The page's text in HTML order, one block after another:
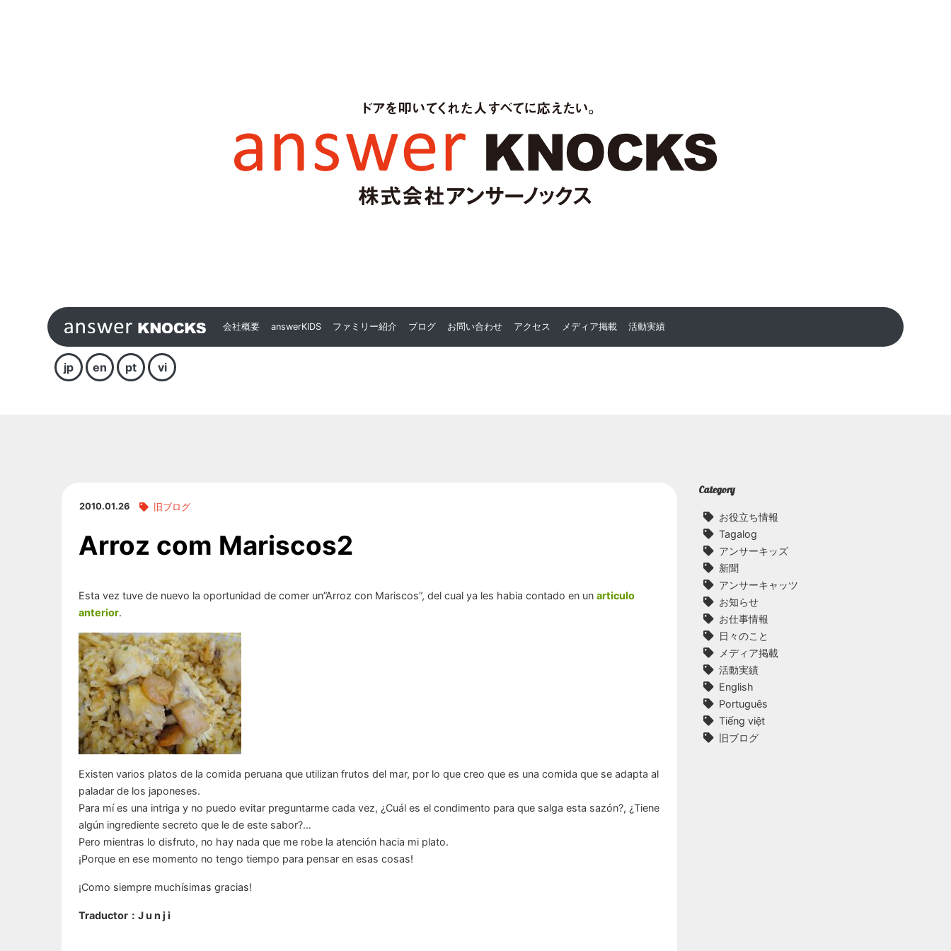
会社概要 answerKIDS ファミリー紹介 ブログ お問い合わせ アクセス メディア掲載 活動実績
jp en pt vi
2010.01.26 旧ブログ
Arroz com Mariscos2
Esta vez tuve de nuevo la oportunidad de comer un”Arroz con Mariscos”, del cual ya les habia contado en un articulo
anterior.
Existen varios platos de la comida peruana que utilizan frutos del mar, por lo que creo que es una comida que se adapta al
paladar de los japoneses.
Para mí es una intriga y no puedo evitar preguntarme cada vez, ¿Cuál es el condimento para que salga esta sazón?, ¿Tiene
algún ingrediente secreto que le de este sabor?…
Pero mientras lo disfruto, no hay nada que me robe la atención hacia mi plato.
¡Porque en ese momento no tengo tiempo para pensar en esas cosas!
¡Como siempre muchísimas gracias!
Traductor：J u n j i
Category
お役立ち情報
Tagalog
アンサーキッズ
新聞
アンサーキャッツ
お知らせ
お仕事情報
日々のこと
メディア掲載
活動実績
English
Português
Tiếng việt
旧ブログ